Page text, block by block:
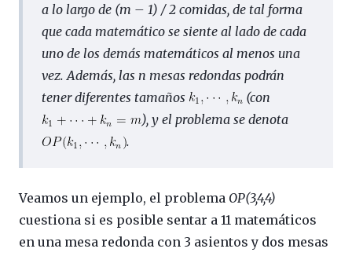
a lo largo de (m – 1) / 2 comidas, de tal forma
que cada matemático se siente al lado de cada
uno de los demás matemáticos al menos una
vez. Además, las n mesas redondas podrán
tener diferentes tamaños
(con
), y el problema se denota
.
Veamos un ejemplo, el problema OP(3,4,4)
cuestiona si es posible sentar a 11 matemáticos
en una mesa redonda con 3 asientos y dos mesas